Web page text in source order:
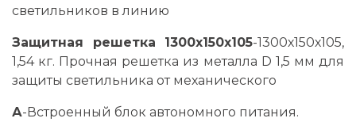
светильников в линию
Защитная решетка 1300х150х105-1300х150х105,
1,54 кг. Прочная решетка из металла D 1,5 мм для
защиты светильника от механического
А-Встроенный блок автономного питания.